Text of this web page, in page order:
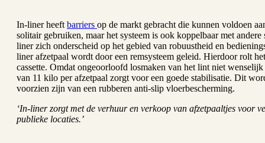
In-liner heeftbarriers op de markt gebracht die kunnen voldoen
solitair gebruiken, maar het systeem is ook koppelbaar met
liner zich onderscheid op het gebied van robuustheid en
liner afzetpaal wordt door een remsysteem geleid. Hierdoor rolt
cassette. Omdat ongeoorloofd losmaken van het lint niet
van 11 kilo per afzetpaal zorgt voor een goede stabilisatie. Dit
voorzien zijn van een rubberen anti-slip vloerbescherming.
‘In-liner zorgt met de verhuur en verkoop van afzetpaaltjes voor
publieke locaties.’